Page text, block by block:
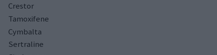
Crestor
Tamoxifene
Cymbalta
Sertraline